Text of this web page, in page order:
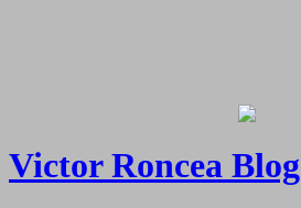
Victor Roncea Blog